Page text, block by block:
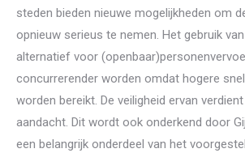
steden bieden nieuwe mogelijkheden om
opnieuw serieus te nemen. Het gebruik
alternatief voor
concurrerender worden omdat hogere
worden bereikt. De veiligheid ervan
aandacht. Dit wordt ook onderkend door
een belangrijk onderdeel van het